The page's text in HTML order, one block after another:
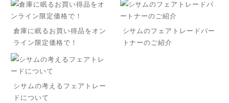
倉庫に眠るお買い得品をオン
ライン限定価格で！
シサムのフェアトレードパー
トナーのご紹介
シサムの考えるフェアトレー
ドについて